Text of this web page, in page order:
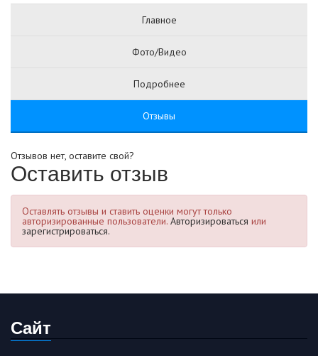
Главное
Фото/Видео
Подробнее
Отзывы
Отзывов нет, оставите свой?
Оставить отзыв
Оставлять отзывы и ставить оценки могут только
авторизированные пользователи. Авторизироваться или
зарегистрироваться.
Сайт